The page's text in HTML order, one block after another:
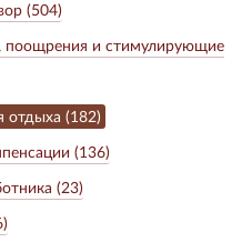
(504)
поощрения и стимулирующие
отдыха (182)
(136)
(23)